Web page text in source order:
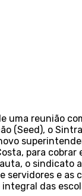
uma reunião
(Seed), o
para cobrar
o sindicato
servidores e as
das